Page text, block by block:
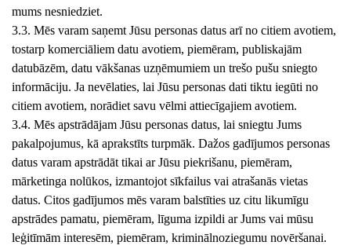
mums nesniedziet.
3.3. Mēs varam saņemt Jūsu personas datus arī no citiem avotiem,
tostarp komerciāliem datu avotiem, piemēram, publiskajām
datubāzēm, datu vākšanas uzņēmumiem un trešo pušu sniegto
informāciju. Ja nevēlaties, lai Jūsu personas dati tiktu iegūti no
citiem avotiem, norādiet savu vēlmi attiecīgajiem avotiem.
3.4. Mēs apstrādājam Jūsu personas datus, lai sniegtu Jums
pakalpojumus, kā aprakstīts turpmāk. Dažos gadījumos personas
datus varam apstrādāt tikai ar Jūsu piekrišanu, piemēram,
mārketinga nolūkos, izmantojot sīkfailus vai atrašanās vietas
datus. Citos gadījumos mēs varam balstīties uz citu likumīgu
apstrādes pamatu, piemēram, līguma izpildi ar Jums vai mūsu
leģitīmām interesēm, piemēram, kriminālnoziegumu novēršanai.